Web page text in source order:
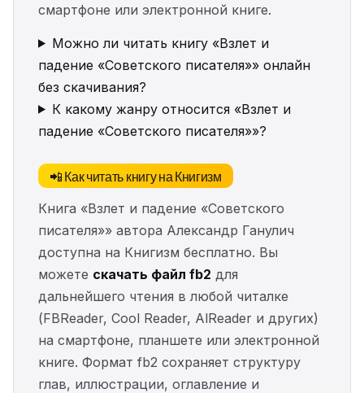
смартфоне или электронной книге.
Можно ли читать книгу «Взлет и
падение «Советского писателя»» онлайн
без скачивания?
К какому жанру относится «Взлет и
падение «Советского писателя»»?
📲 Как читать книгу на Книгизм
Книга «Взлет и падение «Советского
писателя»» автора Александр Ганулич
доступна на Книгизм бесплатно. Вы
можете скачать файл fb2 для
дальнейшего чтения в любой читалке
(FBReader, Cool Reader, AlReader и других)
на смартфоне, планшете или электронной
книге. Формат fb2 сохраняет структуру
глав, иллюстрации, оглавление и